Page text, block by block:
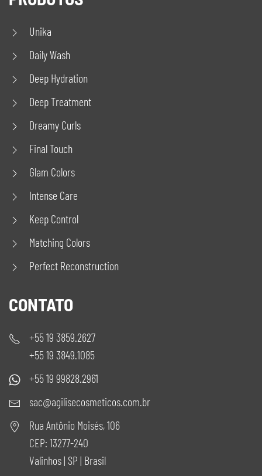
Unika
Daily Wash
Deep Hydration
Deep Treatment
Dreamy Curls
Final Touch
Glam Colors
Intense Care
Keep Control
Matching Colors
Perfect Reconstruction
CONTATO
+55 19 3859.2627
+55 19 3849.1085
+55 19 99828.2961
sac@agilisecosmeticos.com.br
Rua Antônio Moisés, 106
CEP: 13277-240
Valinhos | SP | Brasil